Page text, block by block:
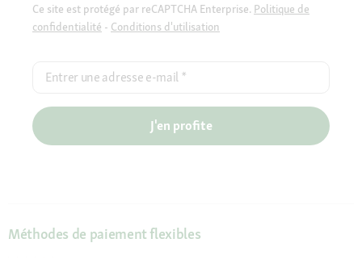
Ce site est protégé par reCAPTCHA Enterprise. Politique de
confidentialité - Conditions d'utilisation
Entrer une adresse e-mail *
J'en profite
Méthodes de paiement flexibles